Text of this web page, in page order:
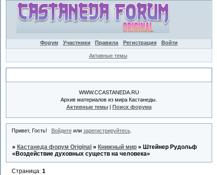
Форум Участники Правила Регистрация Войти
Активные темы
WWW.CCASTANEDA.RU
Архив материалов из мира Кастанеды.
Активные темы| Поиск форума
Привет, Гость! Войдитеили зарегистрируйтесь.
» Кастанеда форум Original » Книжный мир » Штейнер Рудольф
«Воздействие духовных существ на человека»
Страница:1